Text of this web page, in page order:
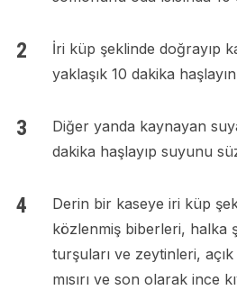
İri küp şeklinde doğrayıp
yaklaşık 10 dakika
Diğer yanda kaynayan
dakika haşlayıp suyunu
Derin bir kaseye iri küp
közlenmiş biberleri, halka
turşuları ve zeytinleri,
mısırı ve son olarak ince